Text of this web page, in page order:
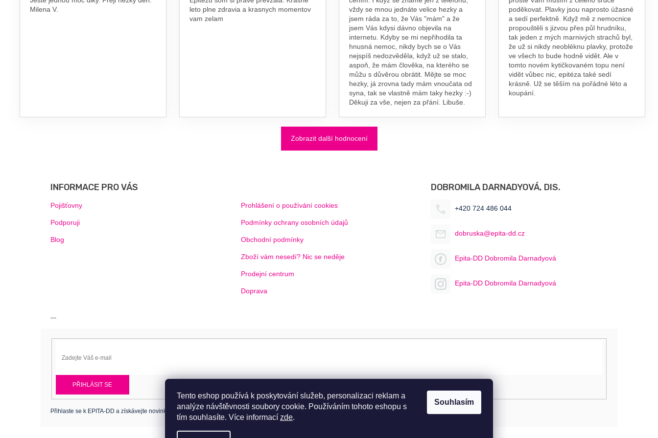
Tento eshop používá k poskytování služeb, personalizaci reklam a
analýze návštěvnosti soubory cookie. Používáním tohoto eshopu s
tím souhlasíte. Více informací zde.
Souhlasím
Milena V.
leto plne zdravia a krasnych momentov
vam zelam
vždy se mnou jednáte velice hezky a
jsem ráda za to, že Vás "mám" a že
jsem Vás kdysi dávno objevila na
internetu. Kdyby se mi nepřihodila ta
hnusná nemoc, nikdy bych se o Vás
nejspíš nedozvěděla, když už se stalo,
aspoň, že mám člověka, na kterého se
můžu s důvěrou obrátit. Mějte se moc
hezky, já zrovna tady mám vnoučata od
syna, tak se vlastně mám taky hezky :-)
Děkuji za vše, nejen za přání. Libuše.
poděkovat. Plavky jsou naprosto úžasné
a sedí perfektně. Když mě z nemocnice
propouštěli s jizvou přes půl hrudníku,
tak jeden z mých marnivých strachů byl,
že už si nikdy neobléknu plavky, protože
ve všech to bude hodně vidět. Ale v
tomto novém kytičkovaném topu není
vidět vůbec nic, epitéza také sedí
krásně. Už se těším na pořádné léto a
koupání.
Zobrazit další hodnocení
INFORMACE PRO VÁS
Pojišťovny
Podporuji
Blog
Prohlášení o používání cookies
Podmínky ochrany osobních údajů
Obchodní podmínky
Zboží vám nesedí? Nic se neděje
Prodejní centrum
Doprava
DOBROMILA DARNADYOVÁ, DIS.
+420 724 486 044
dobruska@epita-dd.cz
Epita-DD Dobromila Darnadyová
Epita-DD Dobromila Darnadyová
---
PŘIHLÁSIT SE
Přihlaste se k EPITA-DD a získávejte novinky jako první.